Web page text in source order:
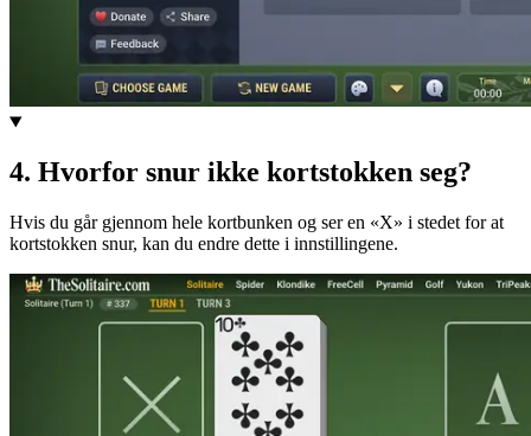
4. Hvorfor snur ikke kortstokken seg?
Hvis du går gjennom hele kortbunken og ser en «X» i stedet for at
kortstokken snur, kan du endre dette i innstillingene.